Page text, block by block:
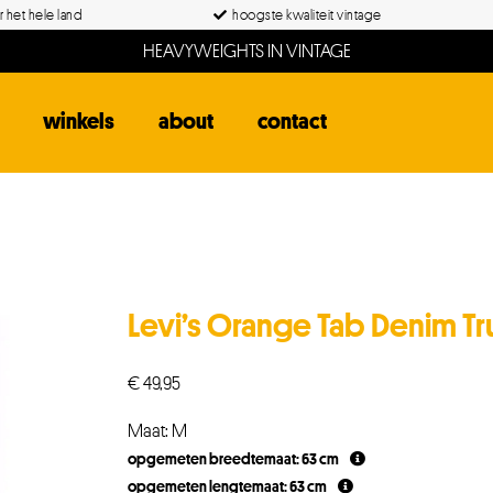
het hele land hoogste kwaliteit vintage
HEAVYWEIGHTS IN VINTAGE
winkels about contact
Levi’s Orange Tab Denim
€49,95
Maat: M
opgemeten breedtemaat: 63 cm
opgemeten lengtemaat: 63 cm